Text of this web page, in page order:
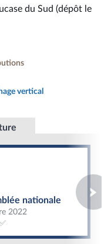
du Sud (dépôt le
vertical
nationale
2022